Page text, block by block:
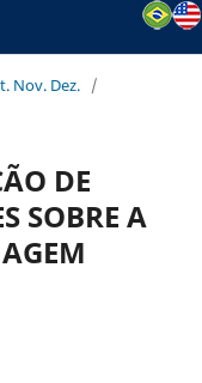
Nov. Dez. /
DE
SOBRE A